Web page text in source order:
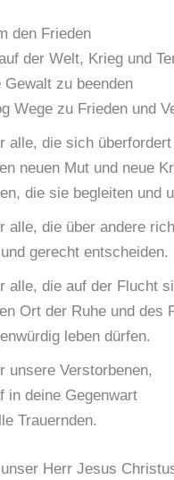
den Frieden
der Welt, Krieg und
Gewalt zu beenden
Wege zu Frieden und
alle, die sich überfordert
neuen Mut und neue
die sie begleiten und
alle, die über andere
gerecht entscheiden.
alle, die auf der Flucht
Ort der Ruhe und des
leben dürfen.
unsere Verstorbenen,
in deine Gegenwart
Trauernden.
Herr Jesus